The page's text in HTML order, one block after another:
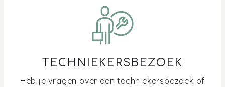
TECHNIEKERSBEZOEK
Heb je vragen over een techniekersbezoek of